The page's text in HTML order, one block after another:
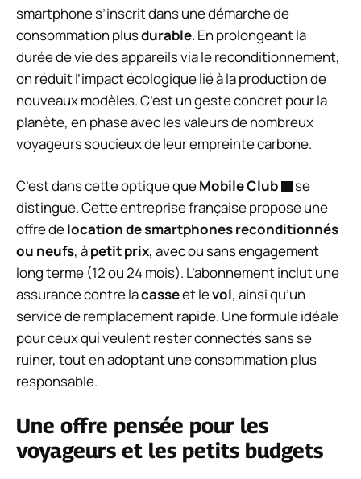
smartphone s’inscrit dans une démarche de
consommation plusdurable. En prolongeant la
durée de vie des appareils via le reconditionnement,
on réduit l’impact écologique lié à la production de
nouveaux modèles. C’est un geste concret pour la
planète, en phase avec les valeurs de nombreux
voyageurs soucieux de leur empreinte carbone.
C’est dans cette optique queMobile Club
se
distingue. Cette entreprise française propose une
offre delocation de smartphones reconditionnés
ou neufs, àpetit prix, avec ou sans engagement
long terme (12 ou 24 mois). L’abonnement inclut une
assurance contre lacasseet levol, ainsi qu’un
service de remplacement rapide. Une formule idéale
pour ceux qui veulent rester connectés sans se
ruiner, tout en adoptant une consommation plus
responsable.
Une offre pensée pour les
voyageurs et les petits budgets